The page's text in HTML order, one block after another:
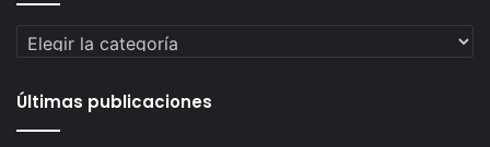
Categorías
Últimas publicaciones